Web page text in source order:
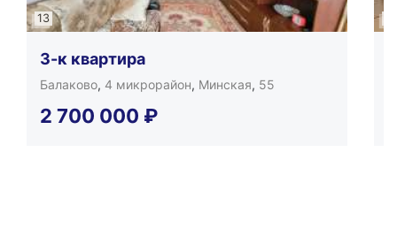
13
3-к квартира
Балаково, 4 микрорайон, Минская, 55
2 700 000 ₽